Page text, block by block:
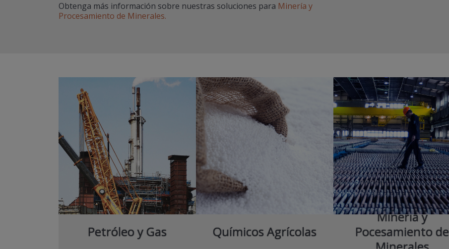
Obtenga más información sobre nuestras soluciones para Minería y
Procesamiento de Minerales.
Petróleo y Gas Químicos Agrícolas
Minería y
Pocesamiento de